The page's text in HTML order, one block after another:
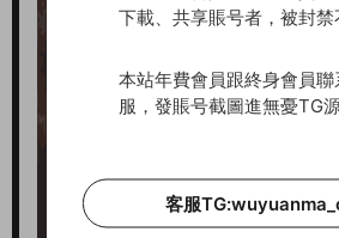
下載、共享賬号者，被封禁
本站年費會員跟終身會員聯
服，發賬号截圖進無憂TG
客服